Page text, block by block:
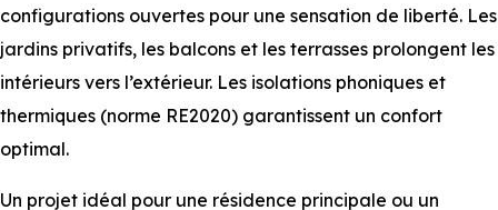
configurations ouvertes pour une sensation de liberté. Les
jardins privatifs, les balcons et les terrasses prolongent les
intérieurs vers l’extérieur. Les isolations phoniques et
thermiques (norme RE2020) garantissent un confort
optimal.
Un projet idéal pour une résidence principale ou un